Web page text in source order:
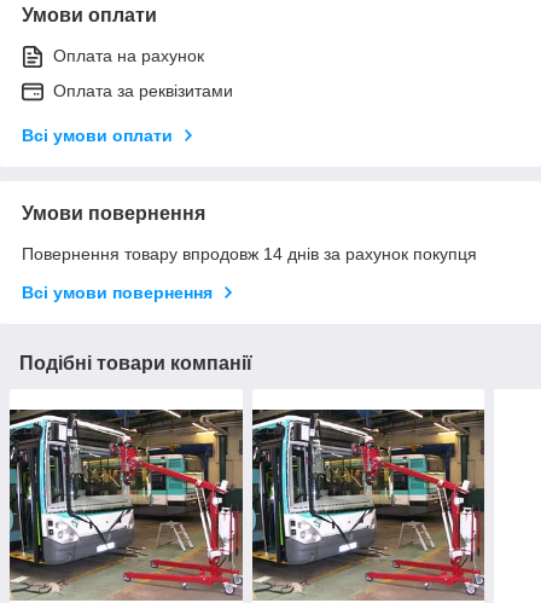
Умови оплати
Оплата на рахунок
Оплата за реквізитами
Всі умови оплати
Умови повернення
Повернення товару впродовж 14 днів за рахунок покупця
Всі умови повернення
Подібні товари компанії